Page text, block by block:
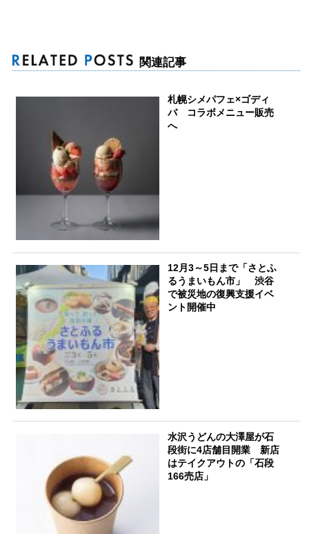
関連記事
札幌シメパフェ×ゴディ
バ コラボメニュー販売
へ
12月3～5日まで「さとふ
るうまいもん市」 渋谷
で被災地の復興支援イベ
ント開催中
水沢うどんの大澤屋が石
段街に4店舗目開業 新店
はテイクアウトの「石段
166売店」